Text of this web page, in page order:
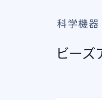
科学機器
ビーズ